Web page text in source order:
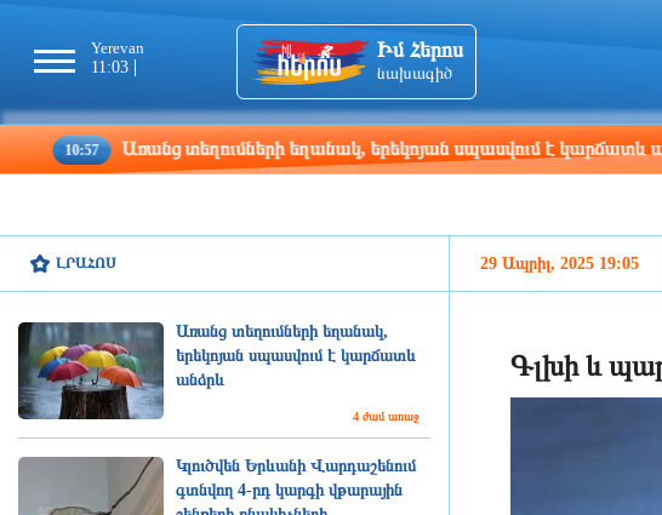
Yerevan
11:03
Tbilisi
11:03
Moscow
10:03
Իմ Հերոս
նախագիծ
Առանց տեղումների եղանակ, երեկոյան սպասվում է կարճատև անձրև
ԼՐԱՀՈՍ
Առանց տեղումների եղանակ,
երեկոյան սպասվում է կարճատև
անձրև
4 ժամ առաջ
Կլուծվեն Երևանի Վարդաշենում
գտնվող 4-րդ կարգի վթարային
29 Ապրիլ, 2025 19:05
Գլխի և